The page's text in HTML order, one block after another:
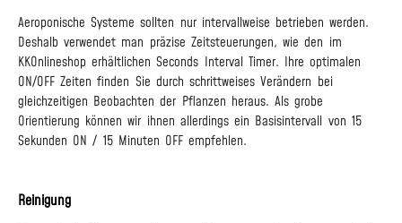
Aeroponische Systeme sollten nur intervallweise betrieben werden.
Deshalb verwendet man präzise Zeitsteuerungen, wie den im
KKOnlineshop erhältlichen Seconds Interval Timer. Ihre optimalen
ON/OFF Zeiten finden Sie durch schrittweises Verändern bei
gleichzeitigen Beobachten der Pflanzen heraus. Als grobe
Orientierung können wir ihnen allerdings ein Basisintervall von 15
Sekunden ON / 15 Minuten OFF empfehlen.
Reinigung